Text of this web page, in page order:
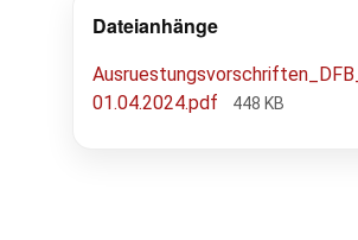
Dateianhänge
01.04.2024.pdf
448 KB